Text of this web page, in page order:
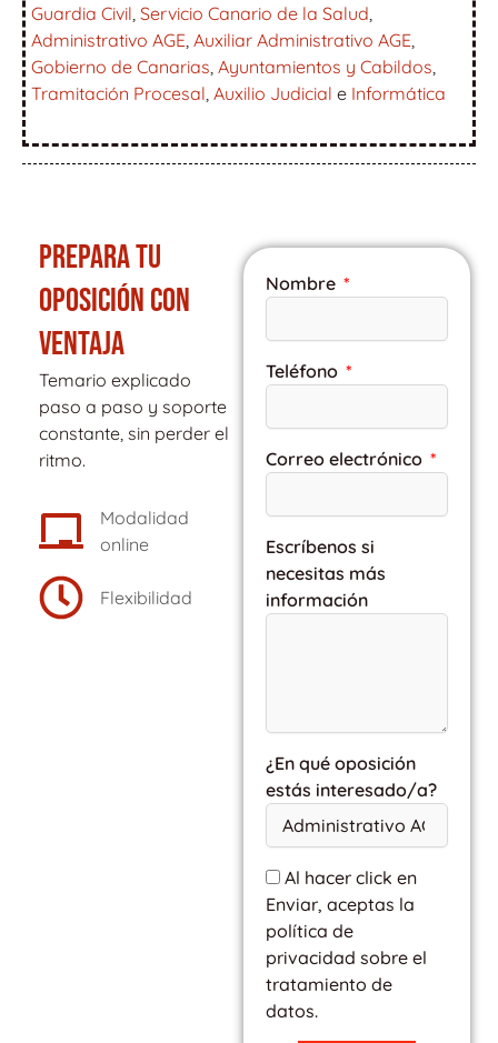
Guardia Civil, Servicio Canario de la Salud,
Administrativo AGE, Auxiliar Administrativo AGE,
Gobierno de Canarias, Ayuntamientos y Cabildos,
Tramitación Procesal, Auxilio Judicial e Informática
PREPARA TU
OPOSICIÓN CON
VENTAJA
Temario explicado
paso a paso y soporte
constante, sin perder el
ritmo.
Modalidad
online
Flexibilidad
Nombre
Teléfono
Correo electrónico
Escríbenos si
necesitas más
información
¿En qué oposición
estás interesado/a?
Al hacer click en
Enviar, aceptas la
política de
privacidad sobre el
tratamiento de
datos.